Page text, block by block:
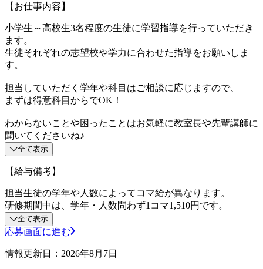
【お仕事内容】
小学生～高校生3名程度の生徒に学習指導を行っていただき
ます。
生徒それぞれの志望校や学力に合わせた指導をお願いしま
す。
担当していただく学年や科目はご相談に応じますので、
まずは得意科目からでOK！
わからないことや困ったことはお気軽に教室長や先輩講師に
聞いてくださいね♪
全て表示
【給与備考】
担当生徒の学年や人数によってコマ給が異なります。
研修期間中は、学年・人数問わず1コマ1,510円です。
全て表示
応募画面に進む
情報更新日：2026年8月7日